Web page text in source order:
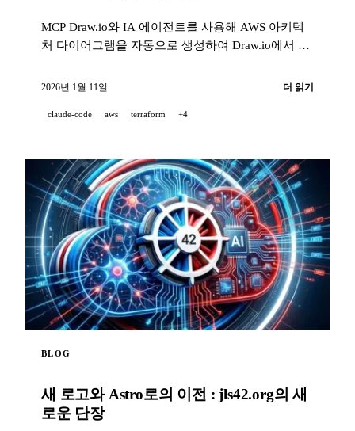
MCP Draw.io와 IA 에이전트를 사용해 AWS 아키텍
처 다이어그램을 자동으로 생성하여 Draw.io에서 바
2026년 1월 11일 더 읽기
claude-code aws terraform +4
BLOG
새 로고와 Astro로의 이전 : jls42.org의 새
로운 단장